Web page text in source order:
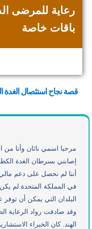
رعاية للمرضى
باقات خاصة
قصة نجاح استئصال الغدة
مرحبا اسمي ناثان وأنا
إصابتي بسرطان الغدة
أننا لم نحصل على دعم
في المملكة المتحدة لم
البلدان التي يمكن أن توفر
وقد صادفت رواد الرعاية
الهند. كان الخبراء